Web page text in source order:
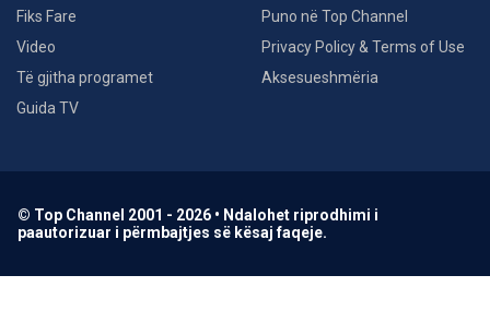
Fiks Fare
Video
Të gjitha programet
Guida TV
Puno në Top Channel
Privacy Policy & Terms of Use
Aksesueshmëria
© Top Channel 2001 - 2026 • Ndalohet riprodhimi i
paautorizuar i përmbajtjes së kësaj faqeje.